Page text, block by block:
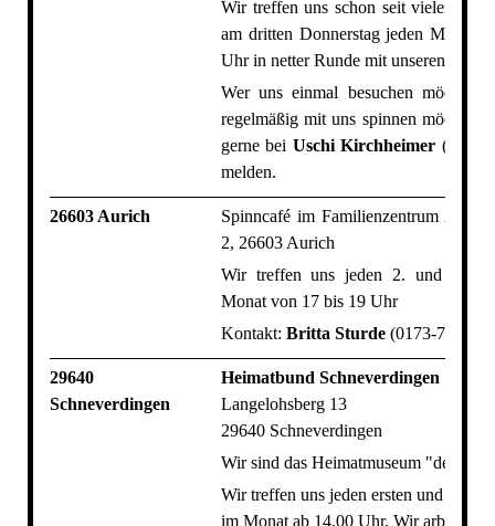
Wir treffen uns schon seit vielen
am dritten Donnerstag jeden Monats
Uhr in netter Runde mit unseren
Wer uns einmal besuchen möchte
regelmäßig mit uns spinnen möchte,
gerne bei Uschi Kirchheimer
melden.
26603 Aurich
Spinncafé im Familienzentrum
2, 26603 Aurich
Wir treffen uns jeden 2. und 4.
Monat von 17 bis 19 Uhr
Kontakt: Britta Sturde(0173-
29640
Schneverdingen
Heimatbund Schneverdingen
Langelohsberg 13
29640 Schneverdingen
Wir sind das Heimatmuseum "de
Wir treffen uns jeden ersten und dritten
im Monat ab 14.00 Uhr. Wir arbeiten